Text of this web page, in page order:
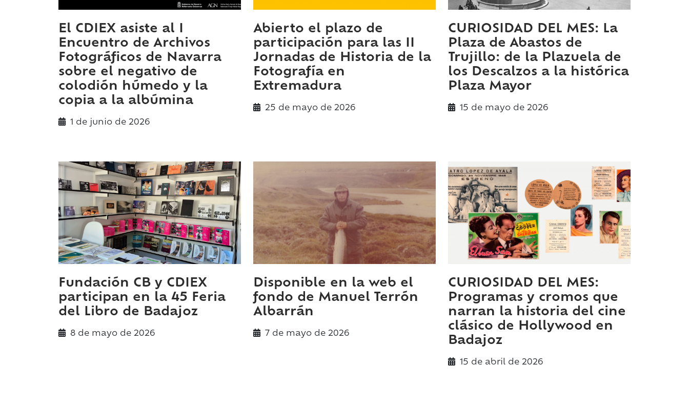
El CDIEX asiste al I
Encuentro de Archivos
Fotográficos de Navarra
sobre el negativo de
colodión húmedo y la
copia a la albúmina
1 de junio de 2026
Abierto el plazo de
participación para las II
Jornadas de Historia de la
Fotografía en
Extremadura
25 de mayo de 2026
CURIOSIDAD DEL MES: La
Plaza de Abastos de
Trujillo: de la Plazuela de
los Descalzos a la histórica
Plaza Mayor
15 de mayo de 2026
Fundación CB y CDIEX
participan en la 45 Feria
del Libro de Badajoz
8 de mayo de 2026
Disponible en la web el
fondo de Manuel Terrón
Albarrán
7 de mayo de 2026
CURIOSIDAD DEL MES:
Programas y cromos que
narran la historia del cine
clásico de Hollywood en
Badajoz
15 de abril de 2026